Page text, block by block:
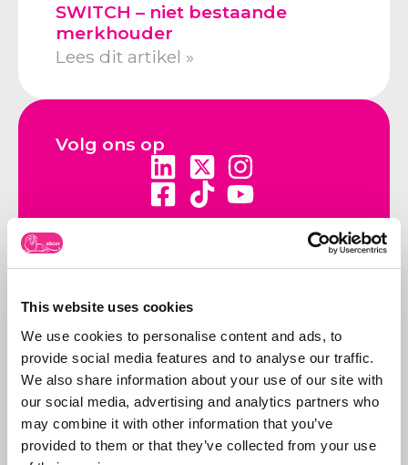
This website uses cookies
We use cookies to personalise content and ads, to
provide social media features and to analyse our traffic.
We also share information about your use of our site with
our social media, advertising and analytics partners who
may combine it with other information that you’ve
provided to them or that they’ve collected from your use
SWITCH – niet bestaande
merkhouder
Lees dit artikel »
Volg ons op
Bel ons:071-5763116
een e-mail:info@abcor-ip.com